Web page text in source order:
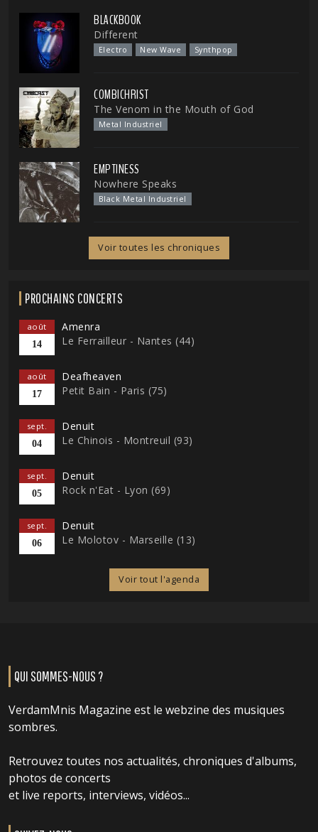
BLACKBOOK
Different
Electro New Wave Synthpop
COMBICHRIST
The Venom in the Mouth of God
Metal Industriel
EMPTINESS
Nowhere Speaks
Black Metal Industriel
Voir toutes les chroniques
PROCHAINS CONCERTS
août
14
Amenra
Le Ferrailleur - Nantes (44)
août
17
Deafheaven
Petit Bain - Paris (75)
sept.
04
Denuit
Le Chinois - Montreuil (93)
sept.
05
Denuit
Rock n'Eat - Lyon (69)
sept.
06
Denuit
Le Molotov - Marseille (13)
Voir tout l'agenda
QUI SOMMES-NOUS ?
VerdamMnis Magazine est le webzine des musiques
sombres.
Retrouvez toutes nos actualités, chroniques d'albums,
photos de concerts
et live reports, interviews, vidéos...